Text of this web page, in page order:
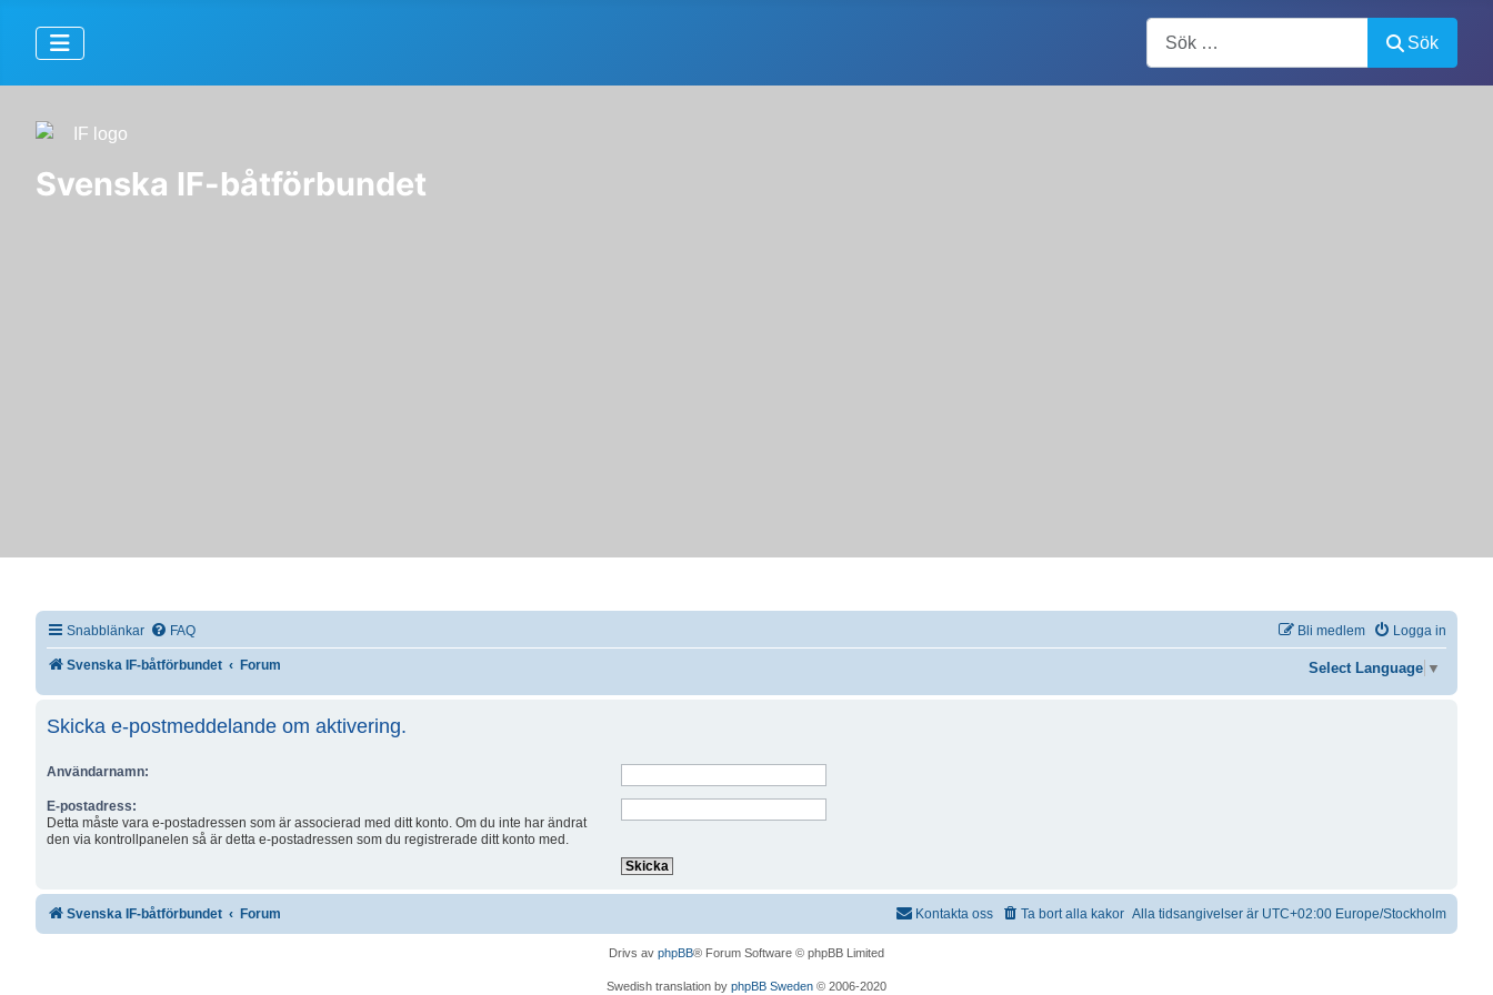
Sök
Svenska IF-båtförbundet
Snabblänkar FAQ Logga in
Bli medlem
Svenska IF-båtförbundet Forum Select Language ▼
Skicka e-postmeddelande om aktivering.
Användarnamn:
E-postadress:
Detta måste vara e-postadressen som är associerad med ditt konto. Om du inte har ändrat
den via kontrollpanelen så är detta e-postadressen som du registrerade ditt konto med.
Svenska IF-båtförbundet Forum Alla tidsangivelser är UTC+02:00 Europe/Stockholm
Ta bort alla kakor
Kontakta oss
Drivs av phpBB® Forum Software © phpBB Limited
Swedish translation by phpBB Sweden © 2006-2020